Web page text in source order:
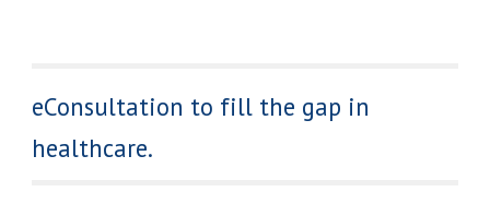
eConsultation to fill the gap in
healthcare.